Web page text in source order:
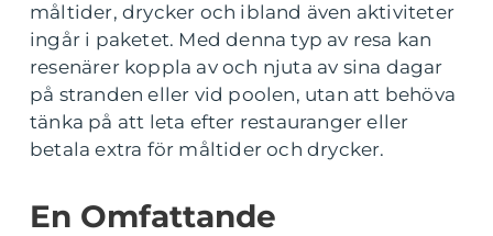
måltider, drycker och ibland även aktiviteter
ingår i paketet. Med denna typ av resa kan
resenärer koppla av och njuta av sina dagar
på stranden eller vid poolen, utan att behöva
tänka på att leta efter restauranger eller
betala extra för måltider och drycker.
En Omfattande